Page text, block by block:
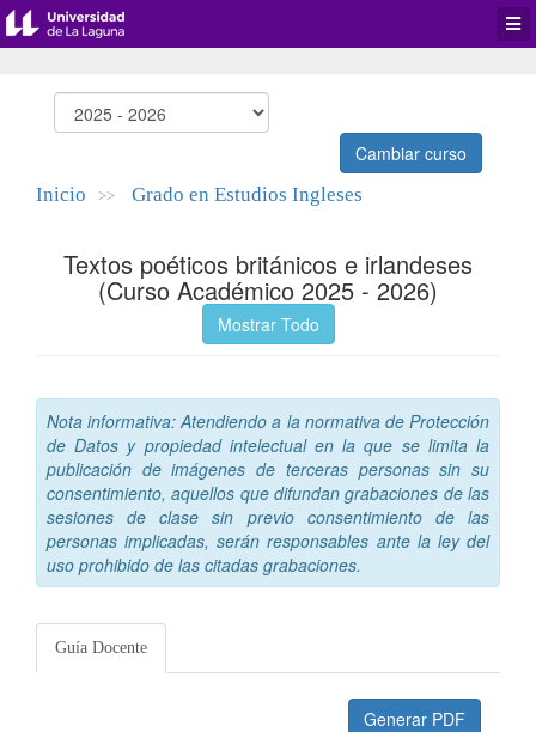
Cambiar curso
Inicio >> Grado en Estudios Ingleses
Textos poéticos británicos e irlandeses
(Curso Académico 2025 - 2026)
Mostrar Todo
Nota informativa: Atendiendo a la normativa de Protección
de Datos y propiedad intelectual en la que se limita la
publicación de imágenes de terceras personas sin su
consentimiento, aquellos que difundan grabaciones de las
sesiones de clase sin previo consentimiento de las
personas implicadas, serán responsables ante la ley del
uso prohibido de las citadas grabaciones.
Guía Docente
Generar PDF